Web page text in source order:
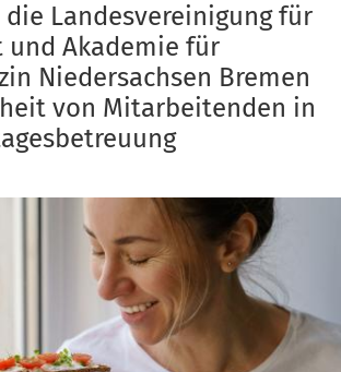
die Landesvereinigung für
und Akademie für
Niedersachsen Bremen
von Mitarbeitenden in